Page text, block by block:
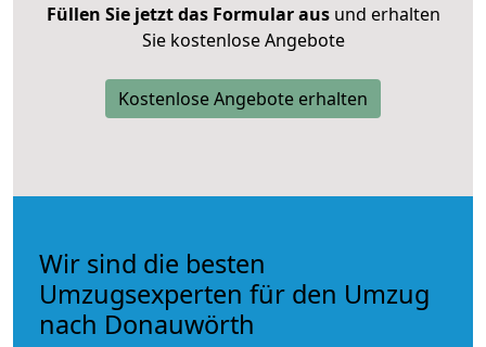
Füllen Sie jetzt das Formular ausund erhalten
Sie kostenlose Angebote
Kostenlose Angebote erhalten
Wir sind die besten
Umzugsexperten für den Umzug
nach Donauwörth